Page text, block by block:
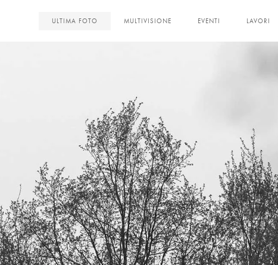
ULTIMA FOTO MULTIVISIONE EVENTI LAVORI